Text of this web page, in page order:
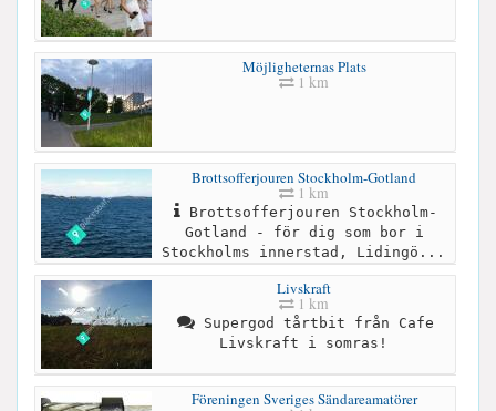
Möjligheternas Plats
1 km
Brottsofferjouren Stockholm-Gotland
1 km
Brottsofferjouren Stockholm-
Gotland - för dig som bor i
Stockholms innerstad, Lidingö...
Livskraft
1 km
Supergod tårtbit från Cafe
Livskraft i somras!
Föreningen Sveriges Sändareamatörer